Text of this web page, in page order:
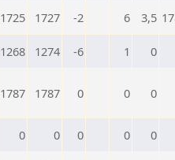
1725 1727 -2 6 3,5
1268 1274 -6 1 0
1787 1787 0 0 0
0 0 0 0 0